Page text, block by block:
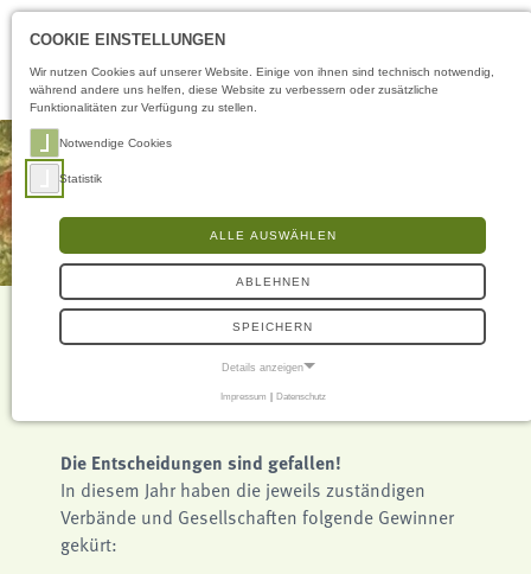
Öffnungszeiten
Gesteine des Jahres
Die Entscheidungen sind gefallen!
In diesem Jahr haben die jeweils zuständigen
Verbände und Gesellschaften folgende Gewinner
gekürt:
COOKIE EINSTELLUNGEN
Wir nutzen Cookies auf unserer Website. Einige von ihnen sind technisch notwendig,
während andere uns helfen, diese Website zu verbessern oder zusätzliche
Funktionalitäten zur Verfügung zu stellen.
Notwendige Cookies
Statistik
ALLE AUSWÄHLEN
ABLEHNEN
SPEICHERN
Details anzeigen
Frontend User
Name:
fe_typo3_user
Impressum | Datenschutz